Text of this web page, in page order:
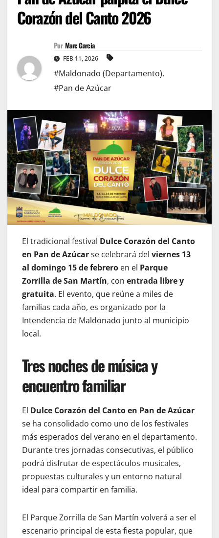
Corazón del Canto 2026
Por Marc Garcia
FEB 11, 2026
#Maldonado (Departamento),
#Pan de Azúcar
El tradicional festival Dulce Corazón del Canto
en Pan de Azúcarse celebrará del viernes 13
al domingo 15 de febrero en el Parque
Zorrilla de San Martín, con entrada libre y
gratuita. El evento, que reúne a miles de
familias cada año, es organizado por la
Intendencia de Maldonado junto al municipio
local.
Tres noches de música y
encuentro familiar
El Dulce Corazón del Canto en Pan de Azúcar
se ha consolidado como uno de los festivales
más esperados del verano en el departamento.
Durante tres jornadas consecutivas, el público
podrá disfrutar de espectáculos musicales,
propuestas culturales y un entorno natural
ideal para compartir en familia.
El Parque Zorrilla de San Martín volverá a ser el
escenario principal de esta fiesta popular, que